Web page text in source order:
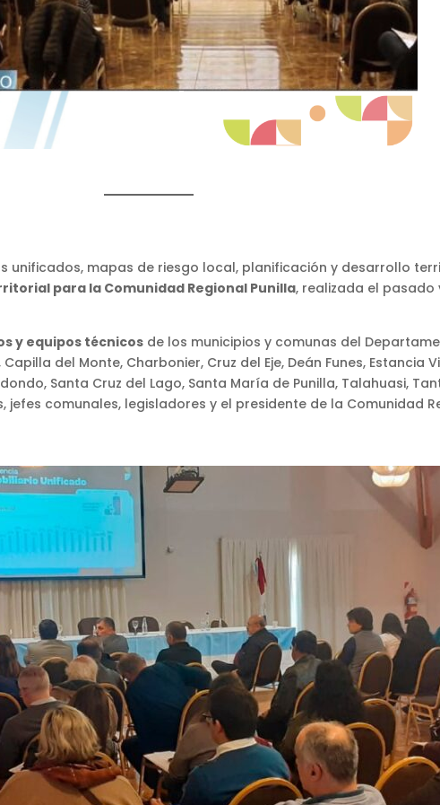
mapas de riesgo local, planificación y desarrollo
para la Comunidad Regional Punilla, realizada el pasado
y equipos técnicos de los municipios y comunas del
del Monte, Charbonier, Cruz del Eje, Deán Funes, Estancia
Santa Cruz del Lago, Santa María de Punilla, Talahuasi,
comunales, legisladores y el presidente de la Comunidad